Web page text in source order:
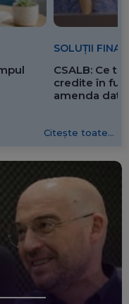
SOLUȚII
CSALB: Ce
credite în
amenda
Citește toate...